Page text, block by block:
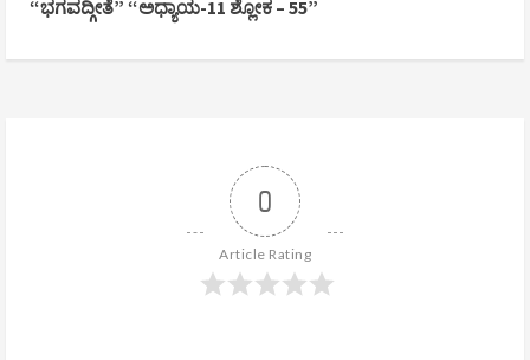
“ಭಗವದ್ಗೀತೆ” “ಅಧ್ಯಾಯ-11 ಶ್ಲೋಕ – 55”
0
Article Rating